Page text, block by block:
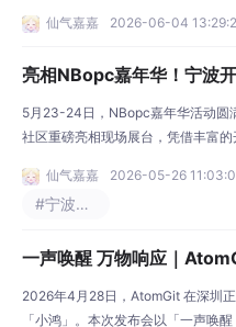
开源模型V4“刷屏”各大外媒……近来
仙气嘉嘉 2026-06-04
亮相NBopc嘉年华！宁波
创新，激活本土开源生态
5月23-24日，NBopc嘉年华活动圆
社区重磅亮相现场展台，凭借丰富的
开发者、技术爱好者、高校师生驻足
流，现场氛围热烈。本次展出全方位
接多项校企、国际技术合作资源，
人气持续高涨。工作人员
仙气嘉嘉 2026-05-26
#宁波开源活动
一声唤醒 万物响应｜
鸿」发布会圆满落幕 定义
2026年4月28日，AtomGit 在深圳
「小鸿」。本次发布会以「一声唤